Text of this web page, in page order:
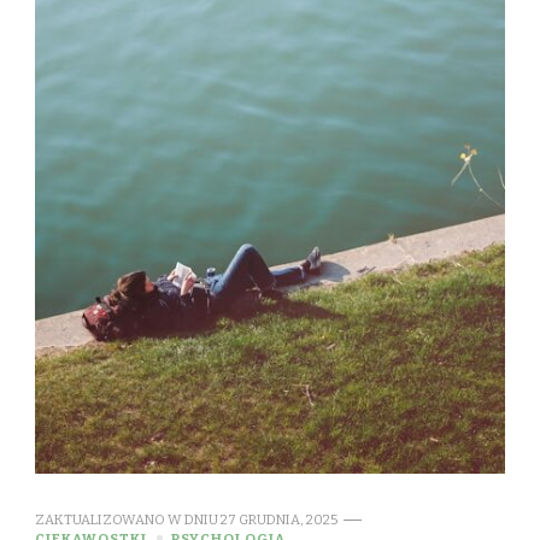
ZAKTUALIZOWANO W DNIU27 GRUDNIA, 2025